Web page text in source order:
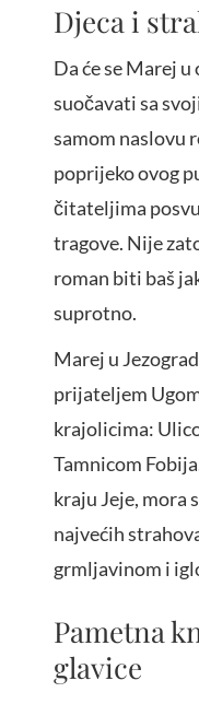
Djeca i
Da će se Marej
suočavati sa
samom naslovu
poprijeko ovog
čitateljima
tragove. Nije
roman biti baš
suprotno.
Marej u
prijateljem
krajolicima:
Tamnicom
kraju Jeje, mora
najvećih
grmljavinom i
Pametna
glavice